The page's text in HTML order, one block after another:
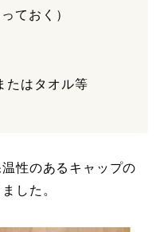
ておく）
たはタオル等
性のあるキャップの
した。